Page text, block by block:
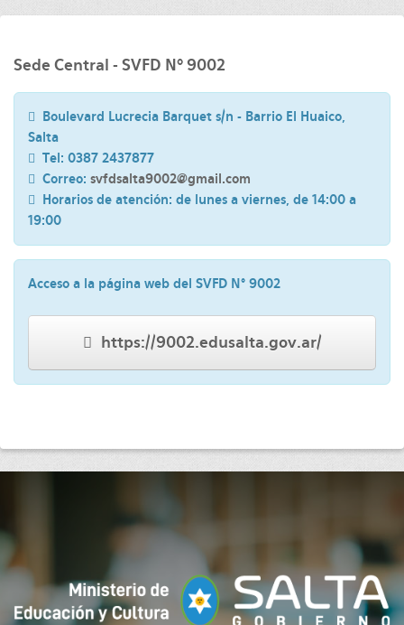
Sede Central - SVFD Nº 9002
Boulevard Lucrecia Barquet s/n - Barrio El Huaico,
Salta
Tel: 0387 2437877
Correo: svfdsalta9002@gmail.com
Horarios de atención: de lunes a viernes, de 14:00 a
19:00
Acceso a la página web del SVFD N° 9002
https://9002.edusalta.gov.ar/